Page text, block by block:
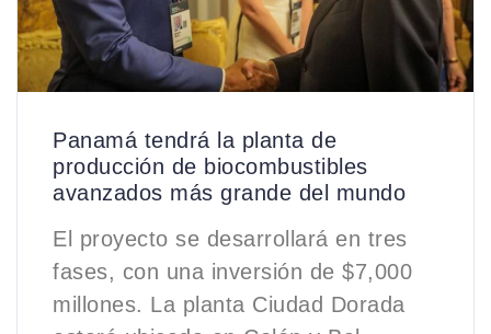
Panamá tendrá la planta de
producción de biocombustibles
avanzados más grande del mundo
El proyecto se desarrollará en tres
fases, con una inversión de $7,000
millones. La planta Ciudad Dorada